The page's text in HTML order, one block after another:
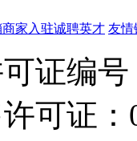
家入驻诚聘英才 友情
证编
可证：